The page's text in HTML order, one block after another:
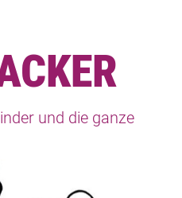
und die ganze